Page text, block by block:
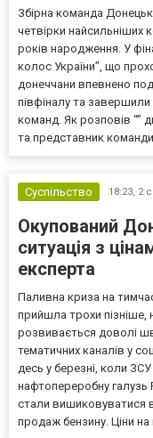
Збірна команда
четвірки найсильніших
років народження. У
колос України”, що
донеччани впевнено
півфіналу та завершили
команд. Як розповів “”
та представник
Суспільство 18:23, 2
Окупований
ситуація з
експерта
Паливна криза на
прийшла трохи пізніше,
розвивається доволі
тематичних каналів у
десь у березні, коли
нафтопереробну галузь
стали вишиковуватися
продаж бензину. Ціни на